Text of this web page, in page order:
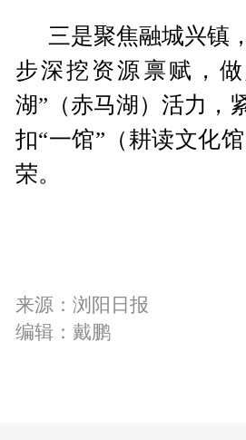
三是聚焦融城兴镇
步深挖资源禀赋，
湖”（赤马湖）活力，
扣“一馆”（耕读文化
荣。
来源：浏阳日报
编辑：戴鹏